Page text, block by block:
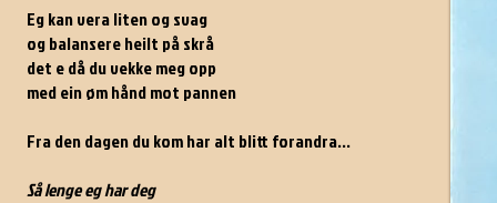
Eg kan vera liten og svag
og balansere heilt på skrå
det e då du vekke meg opp
med ein øm hånd mot pannen
Fra den dagen du kom har alt blitt forandra...
Så lenge eg har deg